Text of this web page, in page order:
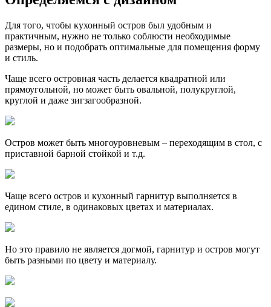
Для того, чтобы кухонный остров был удобным и
практичным, нужно не только соблюсти необходимые
размеры, но и подобрать оптимальные для помещения форму
и стиль.
Чаще всего островная часть делается квадратной или
прямоугольной, но может быть овальной, полукруглой,
круглой и даже зигзагообразной.
Остров может быть многоуровневым – переходящим в стол, с
приставной барной стойкой и т.д.
Чаще всего остров и кухонный гарнитур выполняется в
едином стиле, в одинаковых цветах и материалах.
Но это правило не является догмой, гарнитур и остров могут
быть разными по цвету и материалу.